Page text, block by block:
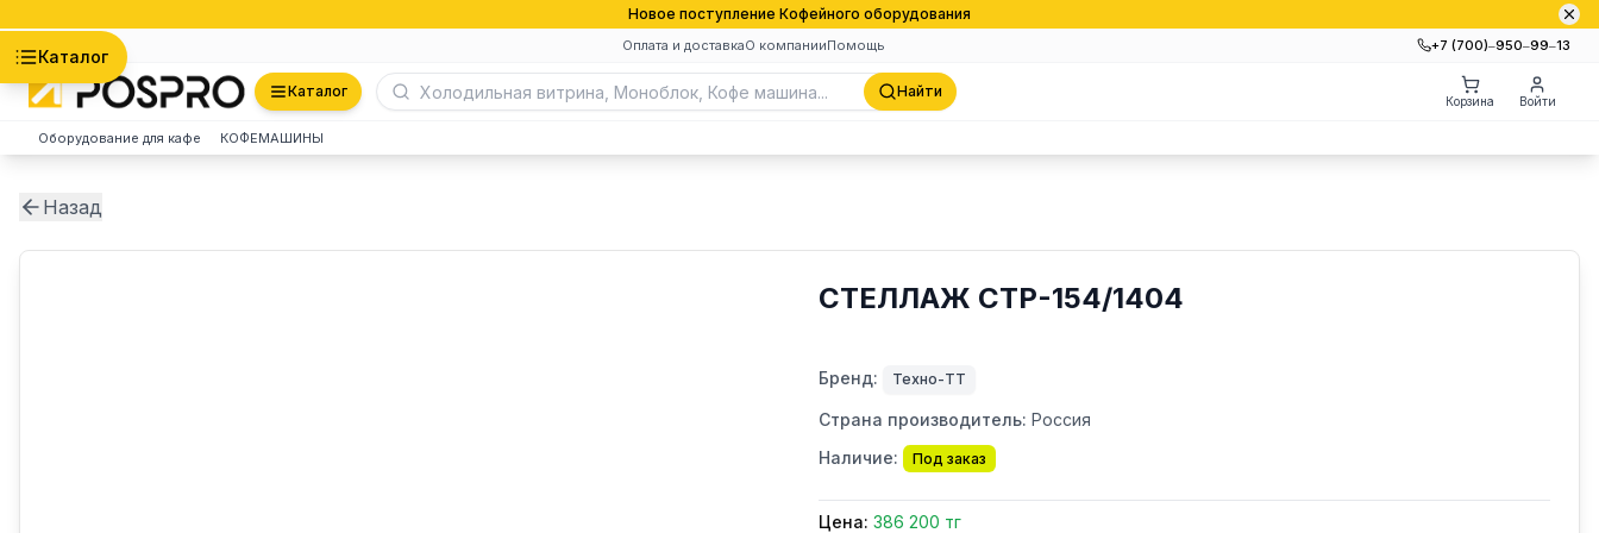
Новое поступление Кофейного оборудования
Оплата и доставкаО компанииПомощь +7 (700)‒950‒99‒13
Каталог
Каталог Найти
Корзина Войти
Оборудование для кафе КОФЕМАШИНЫ
Назад
СТЕЛЛАЖ СТР-154/1404
Бренд: Техно-ТТ
Страна производитель: Россия
Наличие:
Под заказ
Цена: 386 200 тг